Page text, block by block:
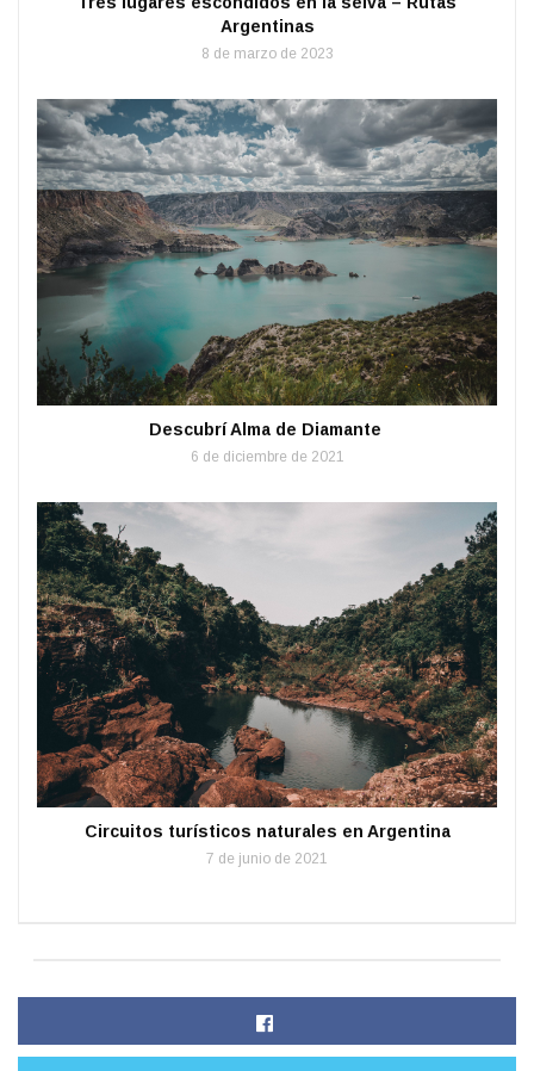
Argentinas
8 de marzo de 2023
Descubrí Alma de Diamante
6 de diciembre de 2021
Circuitos turísticos naturales en Argentina
7 de junio de 2021